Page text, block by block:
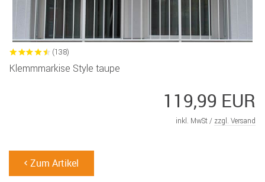
(138)
Klemmmarkise Style taupe
119,99 EUR
inkl. MwSt / zzgl. Versand
Zum Artikel